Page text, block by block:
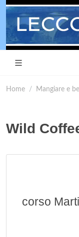
Home Mangiare e
Wild
corso